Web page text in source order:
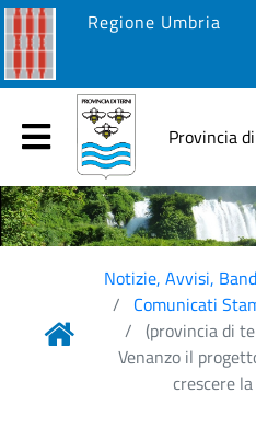
Regione Umbria
Provincia
Notizie, Avvisi,
Comunicati
(provincia di
Venanzo il
crescere